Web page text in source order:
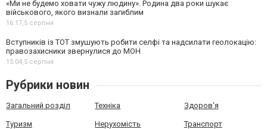
«Ми не будемо ховати чужу людину». Родина два роки шукає
військового, якого визнали загиблим
16:17,5 серпня
Вступників із ТОТ змушують робити селфі та надсилати геолокацію:
правозахисники звернулися до МОН
15:04,5 серпня
Рубрики новин
Загальний розділ Техніка Здоров'я
Туризм Нерухомість Транспорт